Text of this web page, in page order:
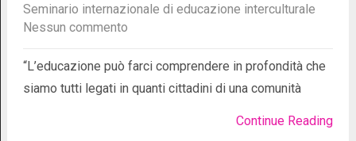
Seminario internazionale di educazione interculturale
Nessun commento
“L’educazione può farci comprendere in profondità che
siamo tutti legati in quanti cittadini di una comunità
Continue Reading